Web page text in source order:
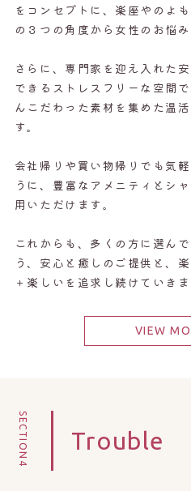
をコンセプトに、楽座やのよも
の３つの角度から女性のお悩み
さらに、専門家を迎え入れた
できるストレスフリーな空間
んこだわった素材を集めた温
す。
会社帰りや買い物帰りでも気
うに、豊富なアメニティとシ
用いただけます。
これからも、多くの方に選ん
う、安心と癒しのご提供と、
＋楽しいを追求し続けていきま
VIEW
Trouble
SECTION4